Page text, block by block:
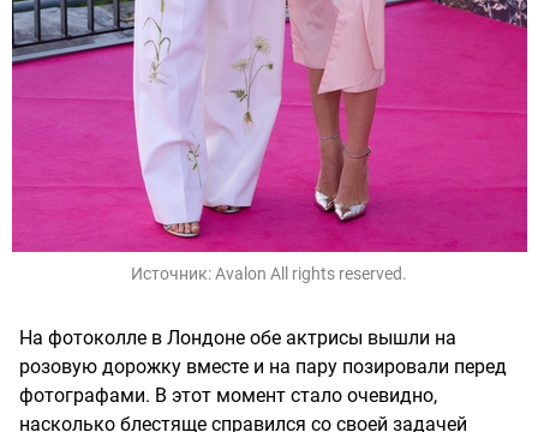
Источник:Avalon All rights reserved.
На фотоколле в Лондоне обе актрисы вышли на
розовую дорожку вместе и на пару позировали перед
фотографами. В этот момент стало очевидно,
насколько блестяще справился со своей задачей